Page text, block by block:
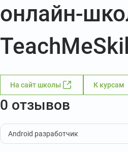
онлайн-
На сайт школы К курсам
0 отзывов
Android разработчик